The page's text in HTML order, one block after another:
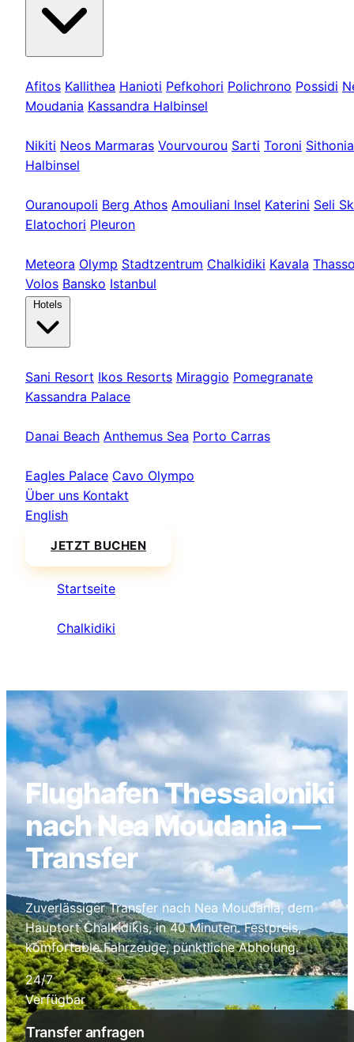
Afitos Kallithea Hanioti Pefkohori Polichrono Possidi
Moudania Kassandra Halbinsel
Nikiti Neos Marmaras Vourvourou Sarti Toroni Sithonia
Halbinsel
Ouranoupoli Berg Athos Amouliani Insel Katerini Seli
Elatochori Pleuron
Meteora Olymp Stadtzentrum Chalkidiki Kavala
Volos Bansko Istanbul
Hotels
Sani Resort Ikos Resorts Miraggio Pomegranate
Kassandra Palace
Danai Beach Anthemus Sea Porto Carras
Eagles Palace Cavo Olympo
Über uns Kontakt
English
JETZT BUCHEN
Startseite
Chalkidiki
Flughafen Thessaloniki
nach Nea Moudania —
Transfer
Zuverlässiger Transfer nach Nea Moudania, dem
Hauptort Chalkidikis, in 40 Minuten. Festpreis,
komfortable Fahrzeuge, pünktliche Abholung.
24/7
Verfügbar
Transfer anfragen